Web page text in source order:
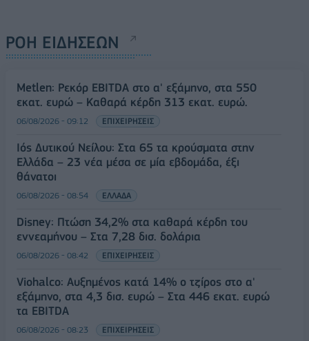
ΡΟΗ ΕΙΔΗΣΕΩΝ
Metlen: Ρεκόρ EBITDA στο α' εξάμηνο, στα 550
εκατ. ευρώ – Καθαρά κέρδη 313 εκατ. ευρώ.
06/08/2026 - 09:12 ΕΠΙΧΕΙΡΗΣΕΙΣ
Ιός Δυτικού Νείλου: Στα 65 τα κρούσματα στην
Ελλάδα – 23 νέα μέσα σε μία εβδομάδα, έξι
θάνατοι
06/08/2026 - 08:54 ΕΛΛΑΔΑ
Disney: Πτώση 34,2% στα καθαρά κέρδη του
εννεαμήνου – Στα 7,28 δισ. δολάρια
06/08/2026 - 08:42 ΕΠΙΧΕΙΡΗΣΕΙΣ
Viohalco: Αυξημένος κατά 14% ο τζίρος στο α'
εξάμηνο, στα 4,3 δισ. ευρώ – Στα 446 εκατ. ευρώ
τα EBITDA
06/08/2026 - 08:23 ΕΠΙΧΕΙΡΗΣΕΙΣ